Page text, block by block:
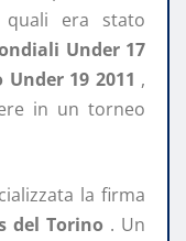
era stato
Under 17
19 2011 ,
in un torneo
la firma
del Torino . Un